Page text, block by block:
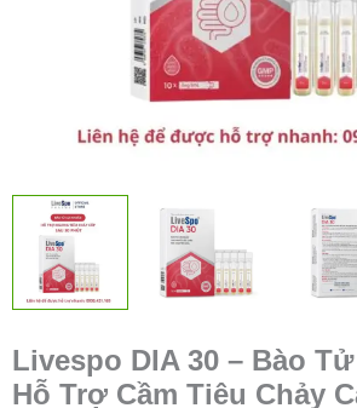
Livespo DIA 30 – Bào
Hỗ Trợ Cầm Tiêu Chảy